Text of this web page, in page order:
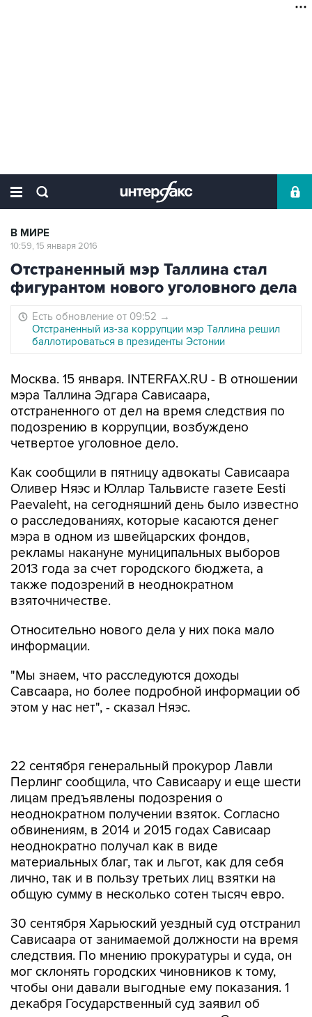
В МИРЕ
10:59, 15 января 2016
Отстраненный мэр Таллина стал
фигурантом нового уголовного дела
Есть обновление от 09:52 →
Отстраненный из-за коррупции мэр Таллина решил
баллотироваться в президенты Эстонии
Москва. 15 января. INTERFAX.RU - В отношении
мэра Таллина Эдгара Сависаара,
отстраненного от дел на время следствия по
подозрению в коррупции, возбуждено
четвертое уголовное дело.
Как сообщили в пятницу адвокаты Сависаара
Оливер Няэс и Юллар Тальвисте газете Eesti
Paevaleht, на сегодняшний день было известно
о расследованиях, которые касаются денег
мэра в одном из швейцарских фондов,
рекламы накануне муниципальных выборов
2013 года за счет городского бюджета, а
также подозрений в неоднократном
взяточничестве.
Относительно нового дела у них пока мало
информации.
"Мы знаем, что расследуются доходы
Савсаара, но более подробной информации об
этом у нас нет", - сказал Няэс.
лицам предъявлены подозрения о
неоднократном получении взяток. Согласно
обвинениям, в 2014 и 2015 годах Сависаар
неоднократно получал как в виде
материальных благ, так и льгот, как для себя
лично, так и в пользу третьих лиц взятки на
общую сумму в несколько сотен тысяч евро.
30 сентября Харьюский уездный суд отстранил
следствия. По мнению прокуратуры и суда, он
мог склонять городских чиновников к тому,
чтобы они давали выгодные ему показания. 1
декабря Государственный суд заявил об
отказе рассматривать апелляцию Сависаара и
решение о его отстранении официально